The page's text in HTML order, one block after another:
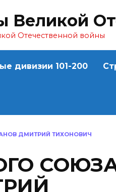
Великой
Отечественной войны
дивизии 101-200
ДМИТРИЙ ТИХОНОВИЧ